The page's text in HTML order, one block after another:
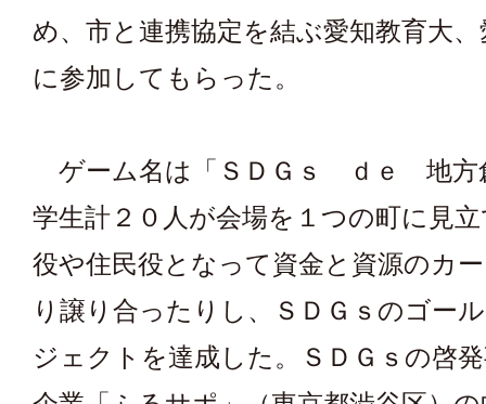
め、市と連携協定を結ぶ愛知教育大
に参加してもらった。
ゲーム名は「ＳＤＧｓ ｄｅ 地方
学生計２０人が会場を１つの町に見
役や住民役となって資金と資源のカ
り譲り合ったりし、ＳＤＧｓのゴー
ジェクトを達成した。ＳＤＧｓの啓